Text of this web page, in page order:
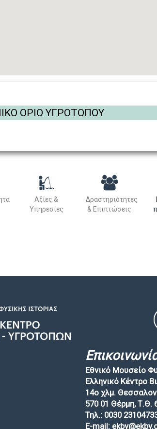
ΟΡΙΟ ΥΓΡΟΤΟΠΟΥ
Αξίες &
Υπηρεσίες
Δραστηριότητες
& Επιπτώσεις
Εθνικό Μουσείο
Ελληνικό Κέντρο
14ο χλμ.
570 01 Θέρμη, Τ.Θ.
Τηλ.: 0030
E-mail: